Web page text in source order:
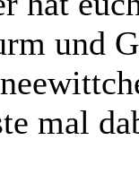
und
mal